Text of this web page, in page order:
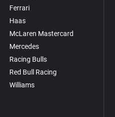
Ferrari
Haas
McLaren Mastercard
Mercedes
Racing Bulls
Red Bull Racing
Williams